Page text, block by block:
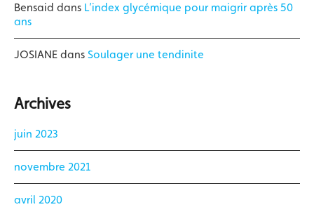
Bensaid dans L’index glycémique pour maigrir après 50
ans
JOSIANE dans Soulager une tendinite
Archives
juin 2023
novembre 2021
avril 2020